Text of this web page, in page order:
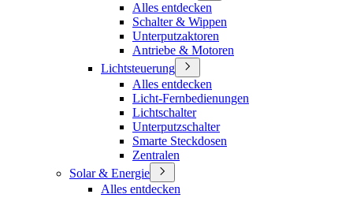
Alles entdecken
Schalter & Wippen
Unterputzaktoren
Antriebe & Motoren
Lichtsteuerung
Alles entdecken
Licht-Fernbedienungen
Lichtschalter
Unterputzschalter
Smarte Steckdosen
Zentralen
Solar & Energie
Alles entdecken